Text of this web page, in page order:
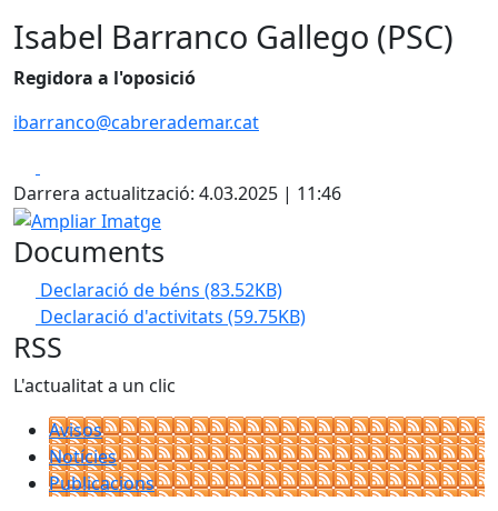
Isabel Barranco Gallego (PSC)
Regidora a l'oposició
ibarranco@cabrerademar.cat
Darrera actualització: 4.03.2025 | 11:46
Ampliar Imatge
Documents
Declaració de béns (83.52KB)
Declaració d'activitats (59.75KB)
RSS
L'actualitat a un clic
Avisos
Notícies
Publicacions